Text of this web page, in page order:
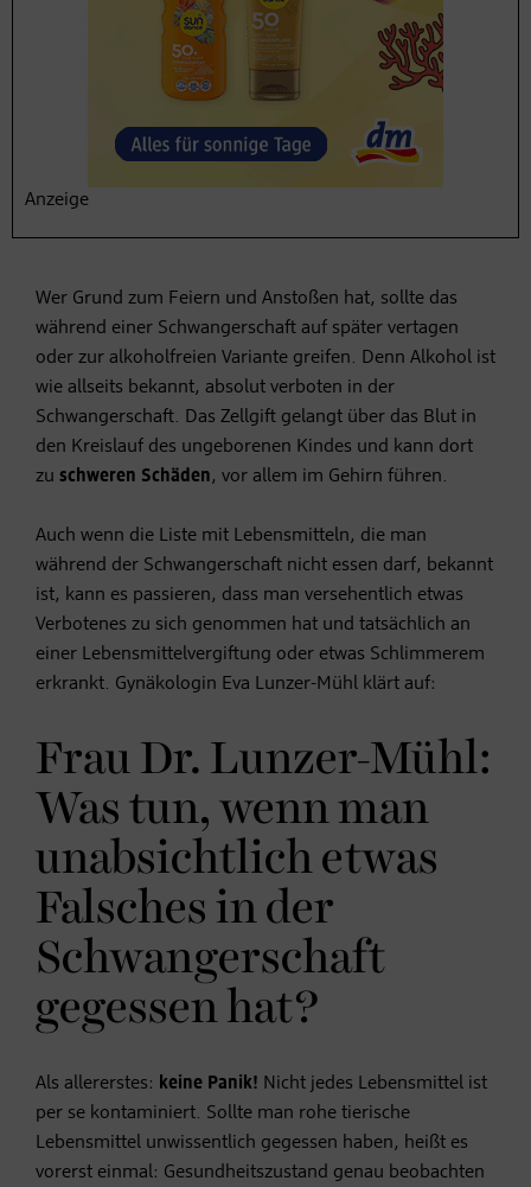
Es gibt kaum etwas Gesünderes als Obst undGemüse
Schwangere sollten die Früchte jedoch unbedingt
gründlich waschenund im besten Fall abschälen. Denn
auf den Schalen können sich Parasiten tummeln, vor
denen es sich zu schützen gilt.
8. Alkohol
Wer Grund zum Feiern und Anstoßen hat, sollte das
während einer Schwangerschaft auf später vertagen
oder zur alkoholfreien Variante greifen. Denn Alkohol ist
wie allseits bekannt, absolut verboten in der
Schwangerschaft. Das Zellgift gelangt über das Blut in
den Kreislauf des ungeborenen Kindes und kann dort
zu schweren Schäden, vor allem im Gehirn führen.
Auch wenn die Liste mit Lebensmitteln, die man
während der Schwangerschaft nicht essen darf, bekannt
ist, kann es passieren, dass man versehentlich etwas
Verbotenes zu sich genommen hat und tatsächlich an
einer Lebensmittelvergiftung oder etwas Schlimmerem
erkrankt. Gynäkologin Eva Lunzer-Mühl klärt auf:
Frau Dr. Lunzer-Mühl:
Was tun, wenn man
unabsichtlich etwas
Falsches in der
Schwangerschaft
gegessen hat?
Als allererstes: keine Panik! Nicht jedes Lebensmittel ist
per se kontaminiert. Sollte man rohe tierische
Lebensmittel unwissentlich gegessen haben, heißt es
vorerst einmal: Gesundheitszustand genau beobachten
Anzeige